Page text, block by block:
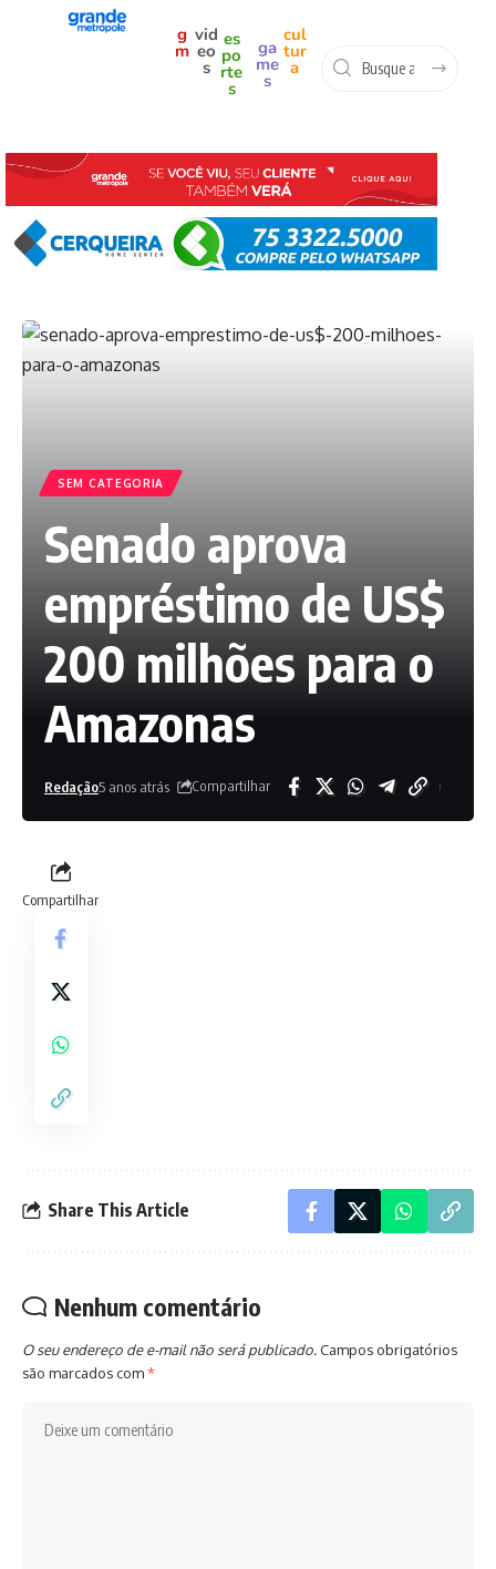
g
m
vid
eo
s
es
po
rte
s
ga
me
s
cul
tur
a
SEM CATEGORIA
Senado aprova
empréstimo de US$
200 milhões para o
Amazonas
Redação5 anos atrás Compartilhar
Compartilhar
Share This Article
Nenhum comentário
O seu endereço de e-mail não será publicado. Campos obrigatórios
são marcados com*